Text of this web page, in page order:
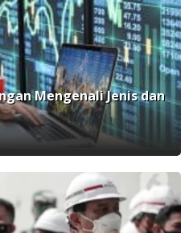
Mengenali Jenis dan